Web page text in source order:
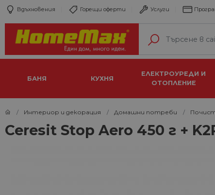
Вдъхновения Горещи оферти Услуги
БАНЯ КУХНЯ
ЕЛЕКТРОУРЕДИ И
ОТОПЛЕНИЕ
Интериор и декорация Домашни потреби
Ceresit Stop Aero 450 г +